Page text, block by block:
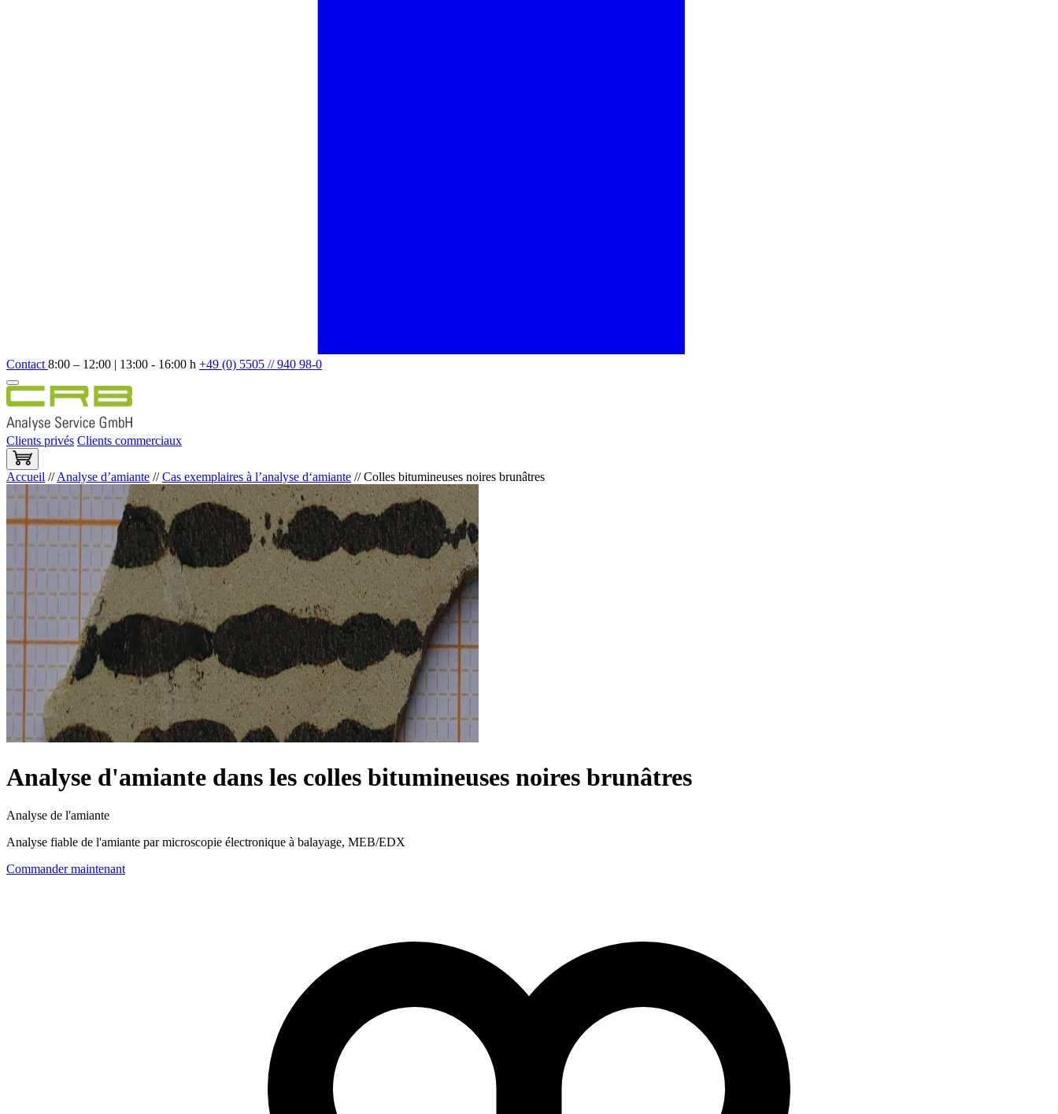
Contact 8:00 – 12:00 | 13:00 - 16:00 h +49 (0) 5505 // 940 98-0
Clients privés Clients commerciaux
Accueil //Analyse d’amiante //Cas exemplaires à l’analyse d‘amiante //Colles bitumineuses noires brunâtres
Analyse d'amiante dans les colles bitumineuses noires brunâtres
Analyse de l'amiante
Analyse fiable de l'amiante par microscopie électronique à balayage, MEB/EDX
Commander maintenant